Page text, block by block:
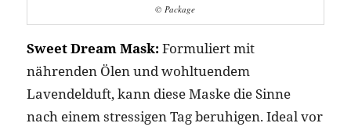
© Package
Sweet Dream Mask: Formuliert mit
nährenden Ölen und wohltuendem
Lavendelduft, kann diese Maske die Sinne
nach einem stressigen Tag beruhigen. Ideal vor